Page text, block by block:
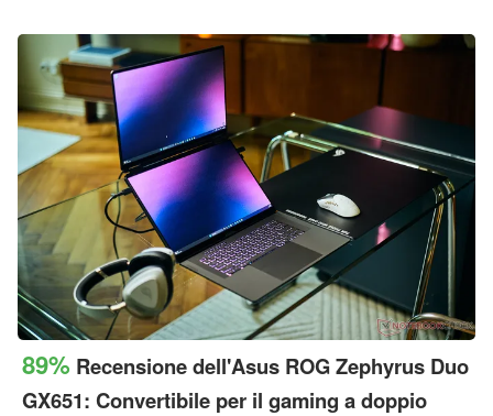
89% Recensione dell'Asus ROG Zephyrus Duo
GX651: Convertibile per il gaming a doppio